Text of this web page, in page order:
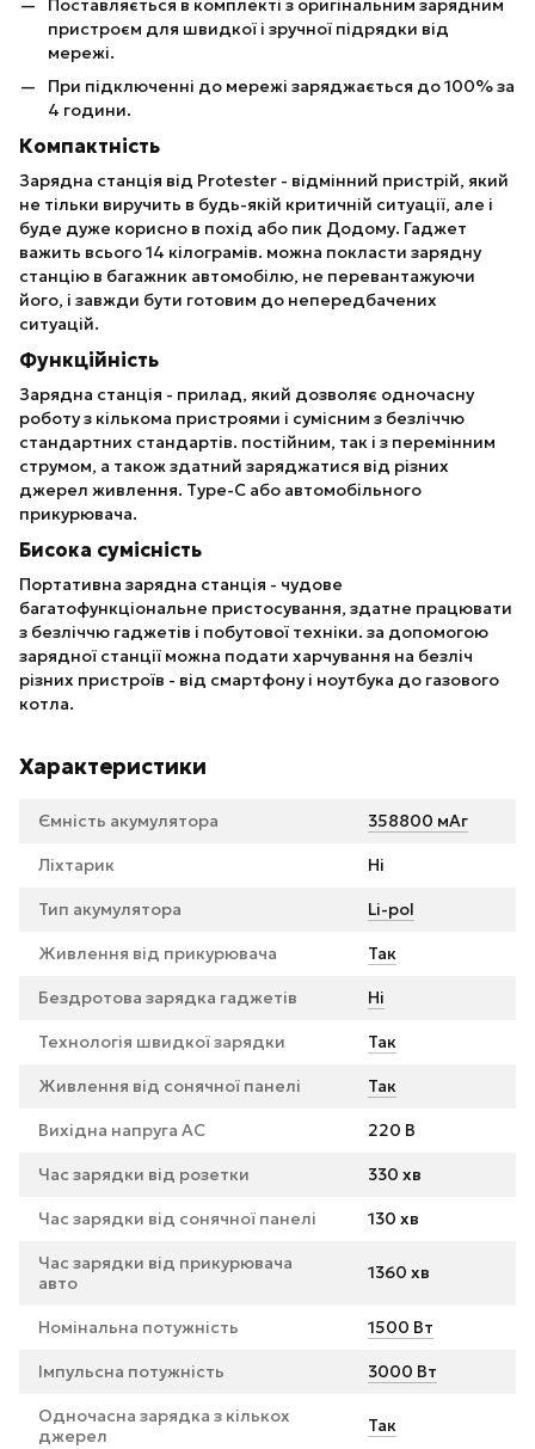
Поставляється в комплекті з оригінальним зарядним
пристроєм для швидкої і зручної підрядки від
мережі.
При підключенні до мережі заряджається до 100% за
4 години.
Компактність
Зарядна станція від Protester - відмінний пристрій, який
не тільки виручить в будь-якій критичній ситуації, але і
буде дуже корисно в похід або пик Додому. Гаджет
важить всього 14 кілограмів. можна покласти зарядну
станцію в багажник автомобілю, не перевантажуючи
його, і завжди бути готовим до непередбачених
ситуацій.
Функційність
Зарядна станція - прилад, який дозволяє одночасну
роботу з кількома пристроями і сумісним з безліччю
стандартних стандартів. постійним, так і з перемінним
струмом, а також здатний заряджатися від різних
джерел живлення. Туре-C або автомобільного
прикурювача.
Бисока сумісність
Портативна зарядна станція - чудове
багатофункціональне пристосування, здатне працювати
з безліччю гаджетів і побутової техніки. за допомогою
зарядної станції можна подати харчування на безліч
різних пристроїв - від смартфону і ноутбука до газового
котла.
Характеристики
Ємність акумулятора 358800 мАг
Ліхтарик Ні
Тип акумулятора Li-pol
Живлення від прикурювача Так
Бездротова зарядка гаджетів Ні
Технологія швидкої зарядки Так
Живлення від сонячної панелі Так
Вихідна напруга AC 220 В
Час зарядки від розетки 330 хв
Час зарядки від сонячної панелі 130 хв
Час зарядки від прикурювача
авто
1360 хв
Номінальна потужність 1500 Вт
Імпульсна потужність 3000 Вт
Одночасна зарядка з кількох
джерел
Так